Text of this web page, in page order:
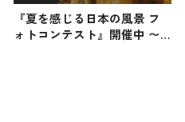
『夏を感じる日本の風景 フ
ォトコンテスト』開催中 〜